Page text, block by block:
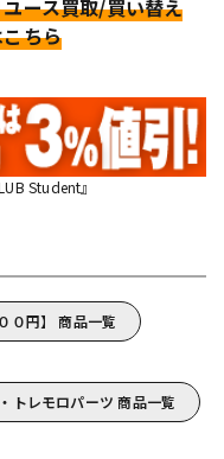
ース買取/買い替え
ちら
Student』
０円】 商品一覧
レモロパーツ 商品一覧